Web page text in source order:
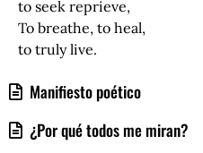
Manifiesto poético
¿Por qué todos me miran?
to seek reprieve,
To breathe, to heal,
to truly live.